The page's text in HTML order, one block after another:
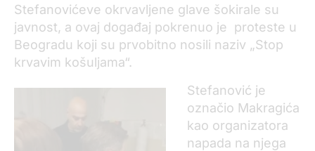
Stefanovićeve okrvavljene glave šokirale su
javnost, a ovaj događaj pokrenuo je proteste u
Beogradu koji su prvobitno nosili naziv „Stop
krvavim košuljama“.
Stefanović je
označio Makragića
kao organizatora
napada na njega